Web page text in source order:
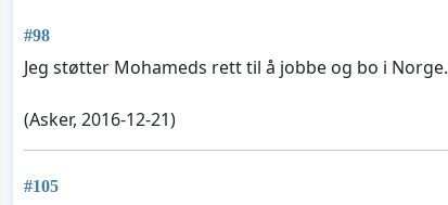
#98
Jeg støtter Mohameds rett til å jobbe og bo i Norge.
(Asker, 2016-12-21)
#105